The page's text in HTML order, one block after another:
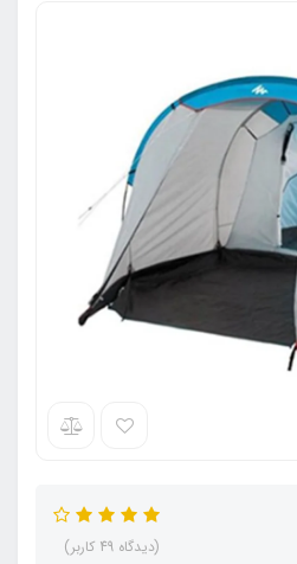
(دیدگاه 49 کاربر)